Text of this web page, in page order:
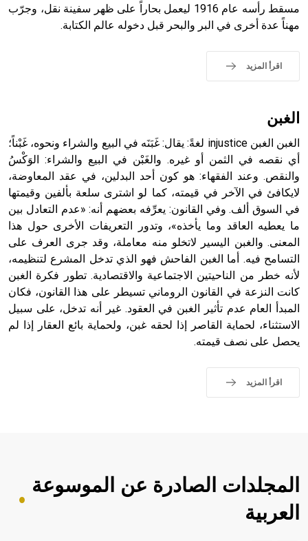
مسقط رأسه عام 1916 ليعمل بحاراً على ظهر سفينة نقل، وجرّب
مهناً عدة أخرى في البر والبحر قبل دخوله عالم الكتابة.
اقرأ المزيد
الغبن
الغبن الغبن injustice لغةً: يقال: غَبَنَه في البيع والشراء ونحوه، غَبْناً؛
أي نقصه في الثمن أو غيره. والغَبْن في البيع والشراء: الوَكْسُ
والنقص. وعند الفقهاء: هو كون أحد البدلين، في عقد المعاوضة،
لايكافئ في الآخر في قيمته، كما لو اشترى سلعة بألفين وقيمتها
في السوق ألف. وفي القانون: يعرِّفه بعضهم أنه: «عدم التعادل بين
ما يعطيه العاقد وما يأخذه»، وتدور التعريفات الأخرى حول هذا
المعنى. والغبن اليسير لاتخلو منه معاملة، وقد جرى العرف على
التسامح فيه. أما الغبن الفاحش فهو الذي تدخل المشرع لتنظيمه،
لأنه خطر من الناحيتين الاجتماعية والاقتصادية. تطور فكرة الغبن
كانت النزعة في القانون الروماني تسيطر على هذا القانون، فكان
المبدأ العام عدم تأثير الغبن في العقود. غير أنه تدخل، على سبيل
الاستثناء، لحماية القاصر إذا لحقه غبن، ولحماية بائع العقار إذا لم
يحصل على نصف قيمته.
اقرأ المزيد
المجلدات الصادرة عن الموسوعة
العربية